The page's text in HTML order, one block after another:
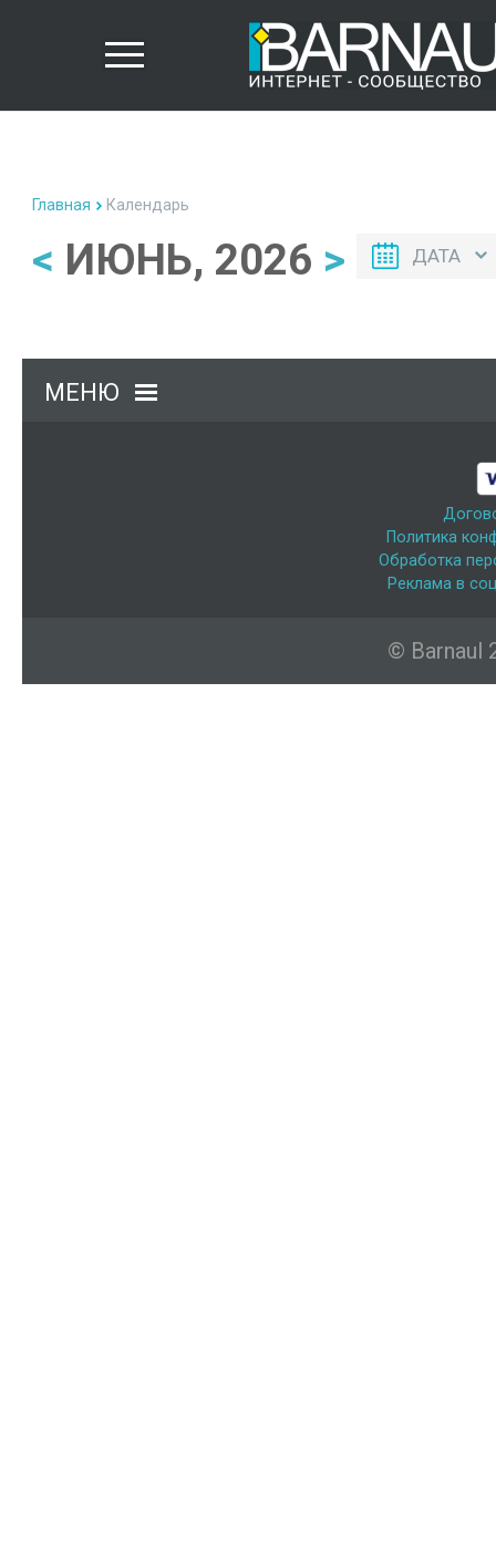
Главная Календарь
< ИЮНЬ, 2026 > ДАТА
МЕНЮ
Политика
Обработка
Реклама в
© Barnaul